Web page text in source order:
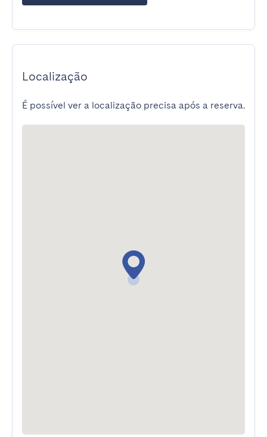
Localização
É possível ver a localização precisa após a reserva.